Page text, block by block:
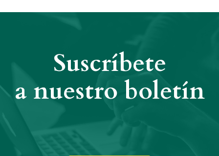
Suscríbete
a nuestro boletín